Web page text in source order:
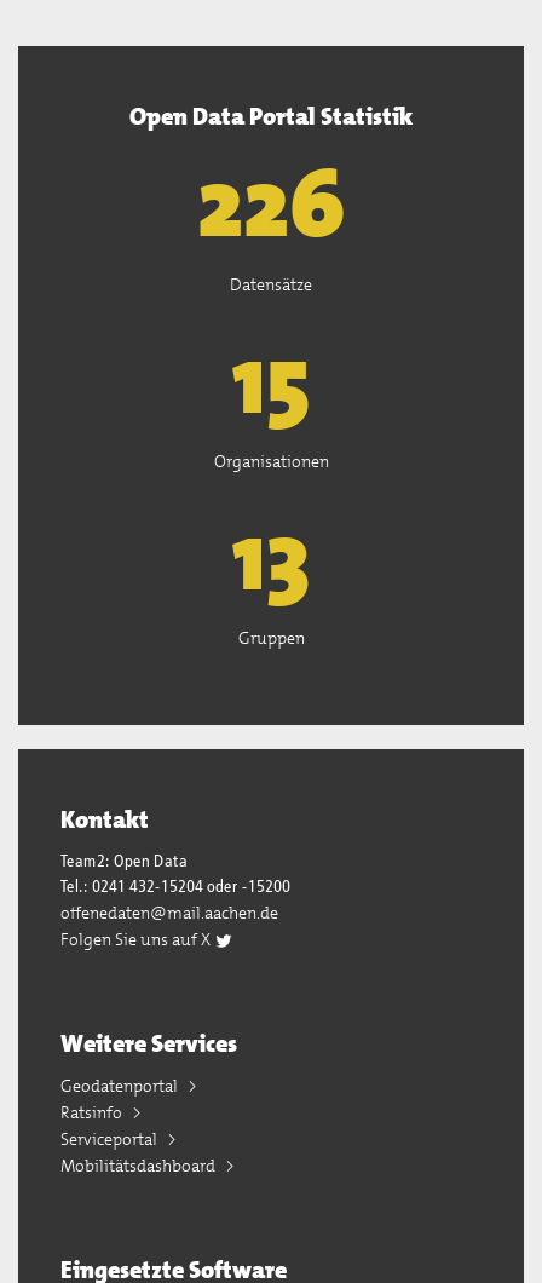
Open Data Portal Statistik
226
Datensätze
15
Organisationen
13
Gruppen
Kontakt
Team2: Open Data
Tel.: 0241 432-15204 oder -15200
offenedaten@mail.aachen.de
Folgen Sie uns auf X
Weitere Services
Geodatenportal
Ratsinfo
Serviceportal
Mobilitätsdashboard
Eingesetzte Software